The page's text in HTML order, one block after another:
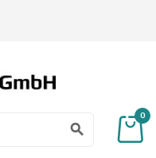
search
0